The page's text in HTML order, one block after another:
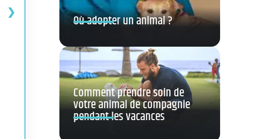
Où adopter un animal ?
Comment prendre soin de
votre animal de compagnie
pendant les vacances